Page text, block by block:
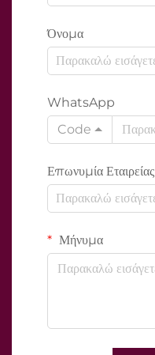
Όνομα
WhatsApp
Code
Επωνυμία Εταιρείας
Μήνυμα